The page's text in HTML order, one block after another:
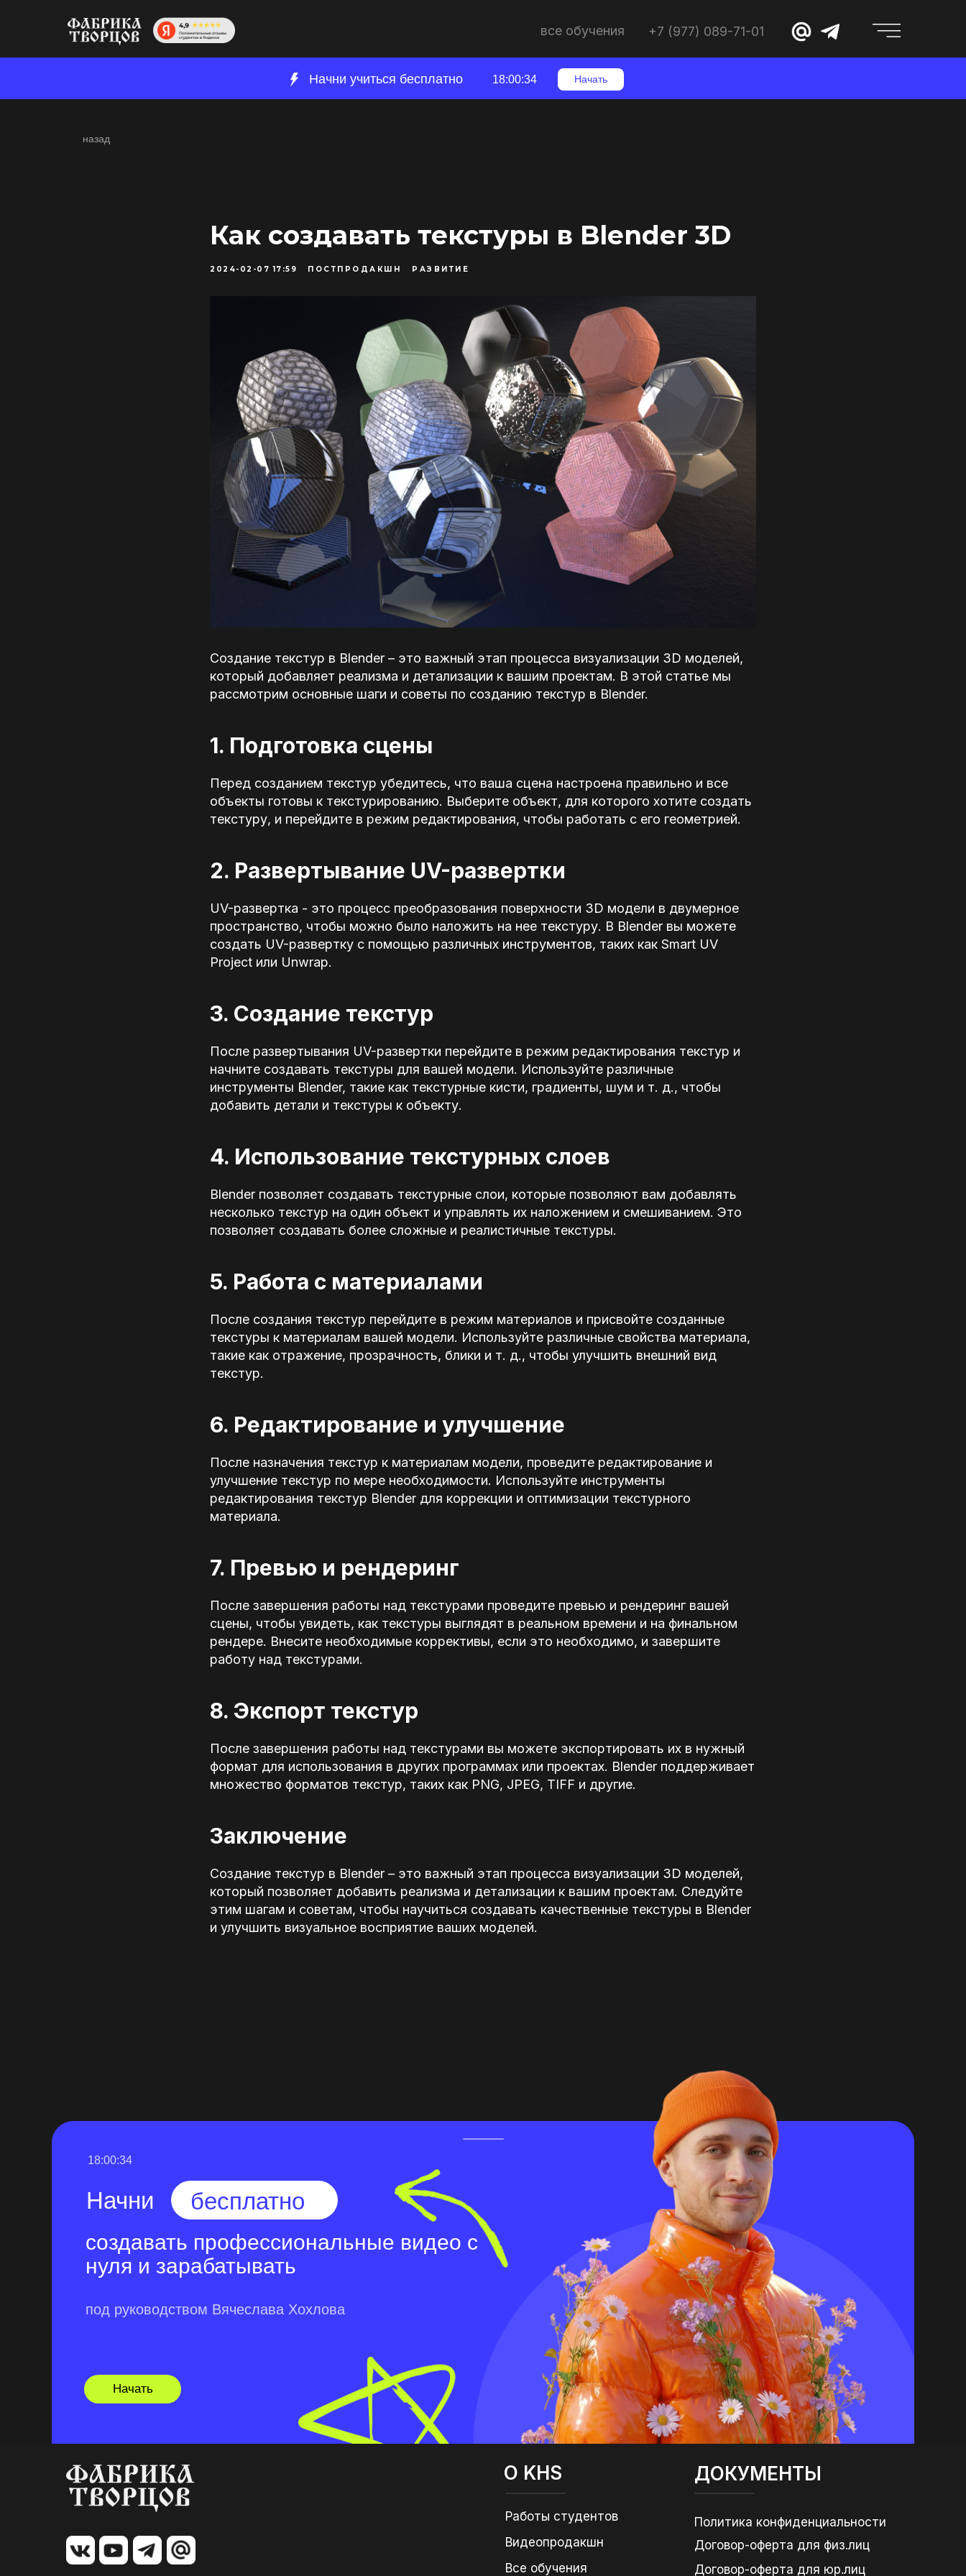
все обучения +7 (977) 089-71-01
18:00:33
Начни учиться бесплатно Начать
назад
Как создавать текстуры в Blender 3D
2024-02-07 17:59 ПОСТПРОДАКШН РАЗВИТИЕ
Создание текстур в Blender – это важный этап процесса визуализации 3D моделей,
который добавляет реализма и детализации к вашим проектам. В этой статье мы
рассмотрим основные шаги и советы по созданию текстур в Blender.
1. Подготовка сцены
Перед созданием текстур убедитесь, что ваша сцена настроена правильно и все
объекты готовы к текстурированию. Выберите объект, для которого хотите создать
текстуру, и перейдите в режим редактирования, чтобы работать с его геометрией.
2. Развертывание UV-развертки
UV-развертка - это процесс преобразования поверхности 3D модели в двумерное
пространство, чтобы можно было наложить на нее текстуру. В Blender вы можете
создать UV-развертку с помощью различных инструментов, таких как Smart UV
Project или Unwrap.
3. Создание текстур
После развертывания UV-развертки перейдите в режим редактирования текстур и
начните создавать текстуры для вашей модели. Используйте различные
инструменты Blender, такие как текстурные кисти, градиенты, шум и т. д., чтобы
добавить детали и текстуры к объекту.
4. Использование текстурных слоев
Blender позволяет создавать текстурные слои, которые позволяют вам добавлять
несколько текстур на один объект и управлять их наложением и смешиванием. Это
позволяет создавать более сложные и реалистичные текстуры.
5. Работа с материалами
После создания текстур перейдите в режим материалов и присвойте созданные
текстуры к материалам вашей модели. Используйте различные свойства материала,
такие как отражение, прозрачность, блики и т. д., чтобы улучшить внешний вид
текстур.
6. Редактирование и улучшение
После назначения текстур к материалам модели, проведите редактирование и
улучшение текстур по мере необходимости. Используйте инструменты
редактирования текстур Blender для коррекции и оптимизации текстурного
материала.
7. Превью и рендеринг
После завершения работы над текстурами проведите превью и рендеринг вашей
сцены, чтобы увидеть, как текстуры выглядят в реальном времени и на финальном
рендере. Внесите необходимые коррективы, если это необходимо, и завершите
работу над текстурами.
8. Экспорт текстур
После завершения работы над текстурами вы можете экспортировать их в нужный
формат для использования в других программах или проектах. Blender поддерживает
множество форматов текстур, таких как PNG, JPEG, TIFF и другие.
Заключение
Создание текстур в Blender – это важный этап процесса визуализации 3D моделей,
который позволяет добавить реализма и детализации к вашим проектам. Следуйте
этим шагам и советам, чтобы научиться создавать качественные текстуры в Blender
и улучшить визуальное восприятие ваших моделей.
под руководством Вячеслава Хохлова
создавать профессиональные видео с
нуля и зарабатывать
Начни бесплатно
18:00:33
Начать
Договор-оферта для юр.лиц
Договор-оферта для физ.лиц
Политика конфиденциальности
ДОКУМЕНТЫ
Все обучения
Работы студентов
Видеопродакшн
О KHS